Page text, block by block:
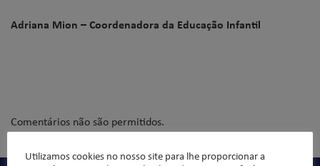
Adriana Mion – Coordenadora da Educação Infantil
Comentários não são permitidos.
Utilizamos cookies no nosso site para lhe proporcionar a